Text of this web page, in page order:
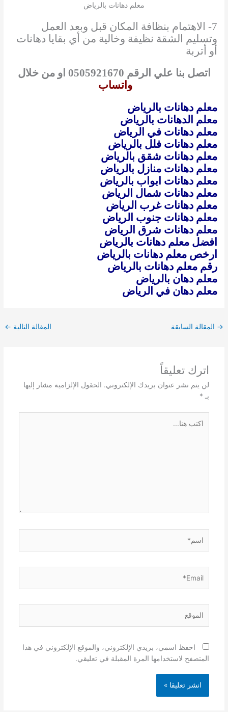
معلم دهانات بالرياض
7- الاهتمام بنظافة المكان قبل وبعد العمل
وتسليم الشقة نظيفة وخالية من أي بقايا دهانات
أو أتربة
اتصل بنا علي الرقم 0505921670 او من خلال
واتساب
معلم دهانات بالرياض
معلم الدهانات بالرياض
معلم دهانات في الرياض
معلم دهانات فلل بالرياض
معلم دهانات شقق بالرياض
معلم دهانات منازل بالرياض
معلم دهانات ابواب بالرياض
معلم دهانات شمال الرياض
معلم دهانات غرب الرياض
معلم دهانات جنوب الرياض
معلم دهانات شرق الرياض
افضل معلم دهانات بالرياض
ارخص معلم دهانات بالرياض
رقم معلم دهانات بالرياض
معلم دهان بالرياض
معلم دهان في الرياض
→ المقالة السابقة المقالة التالية ←
اترك تعليقاً
لن يتم نشر عنوان بريدك الإلكتروني. الحقول الإلزامية مشار إليها
بـ *
هنا...
احفظ اسمي، بريدي الإلكتروني، والموقع الإلكتروني في هذا
المتصفح لاستخدامها المرة المقبلة في تعليقي.